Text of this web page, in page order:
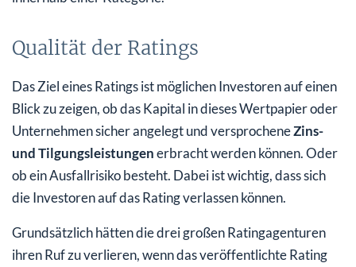
Qualität der Ratings
Das Ziel eines Ratings ist möglichen Investoren auf einen
Blick zu zeigen, ob das Kapital in dieses Wertpapier oder
Unternehmen sicher angelegt und versprocheneZins-
und Tilgungsleistungenerbracht werden können. Oder
ob ein Ausfallrisiko besteht. Dabei ist wichtig, dass sich
die Investoren auf das Rating verlassen können.
Grundsätzlich hätten die drei großen Ratingagenturen
ihren Ruf zu verlieren, wenn das veröffentlichte Rating